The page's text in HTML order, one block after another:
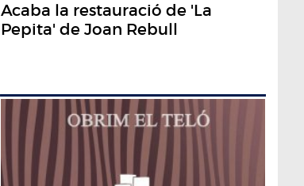
Acaba la restauració de 'La
Pepita' de Joan Rebull